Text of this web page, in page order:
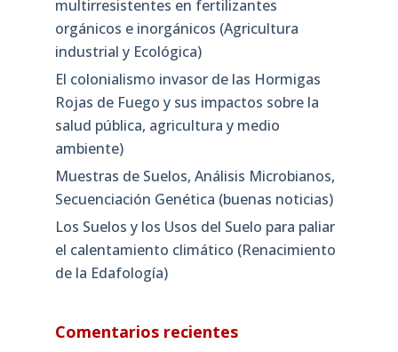
multirresistentes en fertilizantes
orgánicos e inorgánicos (Agricultura
industrial y Ecológica)
El colonialismo invasor de las Hormigas
Rojas de Fuego y sus impactos sobre la
salud pública, agricultura y medio
ambiente)
Muestras de Suelos, Análisis Microbianos,
Secuenciación Genética (buenas noticias)
Los Suelos y los Usos del Suelo para paliar
el calentamiento climático (Renacimiento
de la Edafología)
Comentarios recientes